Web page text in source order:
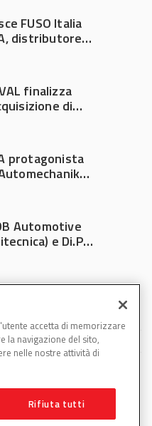
FUSO Italia
distributore
finalizza
di
protagonista
Automotive
e Di.Pa.
accetta di memorizzare
la navigazione del sito,
nelle nostre attività di
Rifiuta tutti